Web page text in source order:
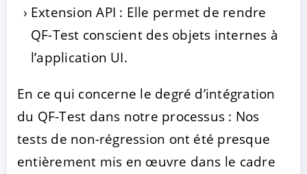
Extension API : Elle permet de rendre
QF-Test conscient des objets internes à
l’application UI.
En ce qui concerne le degré d’intégration
du QF-Test dans notre processus : Nos
tests de non-régression ont été presque
entièrement mis en œuvre dans le cadre